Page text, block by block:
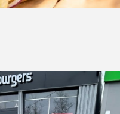
kas piedāvā gardus
gardas uzkodas
arī par pašiem